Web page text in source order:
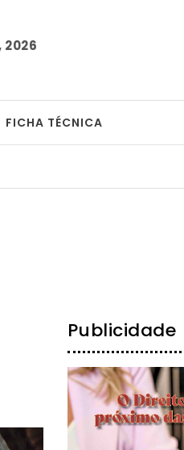
2026
FICHA TÉCNICA
Publicidade